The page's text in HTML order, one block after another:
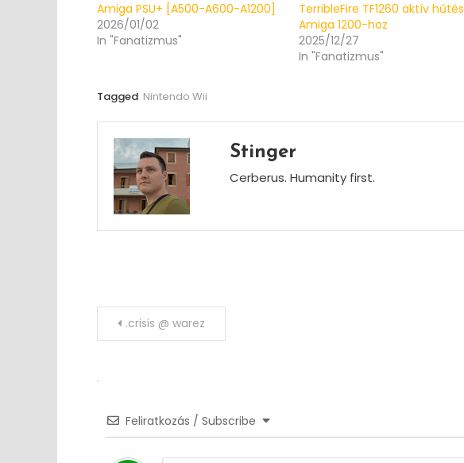
Amiga PSU+ [A500-A600-A1200]
2026/01/02
In "Fanatizmus"
TerribleFire TF1260 aktív hűtés
Amiga 1200-hoz
2025/12/27
In "Fanatizmus"
Tagged Nintendo Wii
Stinger
Cerberus. Humanity first.
Post.crisis @ warez
Feliratkozás / Subscribe